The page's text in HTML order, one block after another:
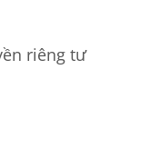
riêng tư